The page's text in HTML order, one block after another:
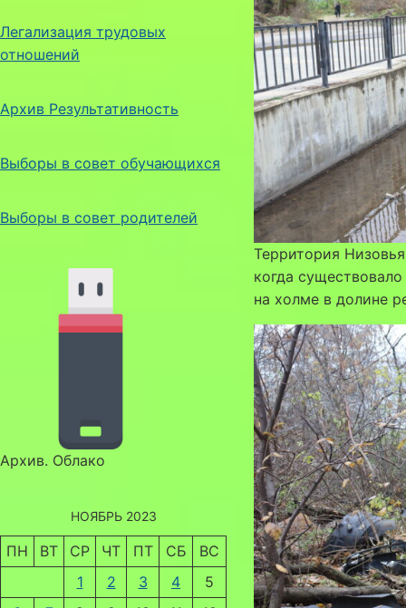
Легализация трудовых
отношений
Архив Результативность
Выборы в совет обучающихся
Выборы в совет родителей
Архив. Облако
НОЯБРЬ 2023
ПН ВТ СР ЧТ ПТ СБ
ВС
1
2 3 4
5
Территория
когда
на холме в долине